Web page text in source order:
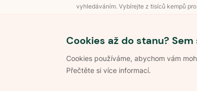
Cookies až do stanu? Sem
Cookies používáme, abychom vám
Přečtěte si více informací.
vyhledáváním. Vybírejte z tisíců kempů